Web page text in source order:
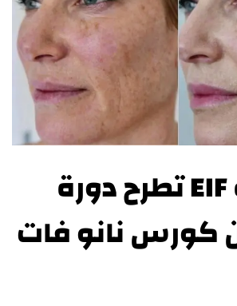
أكاديمية EIF تطرح دورة
كورس نانو فات